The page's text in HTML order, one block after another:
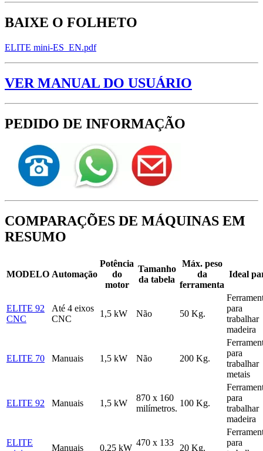
BAIXE O FOLHETO
ELITE mini-ES_EN.pdf
VER MANUAL DO USUÁRIO
PEDIDO DE INFORMAÇÃO
COMPARAÇÕES DE MÁQUINAS EM
RESUMO
MODELO Automação
Potência
do
motor
Tamanho
da tabela
Máx. peso
da
ferramenta
Ideal
ELITE 92
CNC
Até 4 eixos
CNC
1,5 kW Não 50 Kg.
para
trabalhar
madeira
ELITE 70 Manuais 1,5 kW Não 200 Kg.
para
trabalhar
metais
ELITE 92 Manuais 1,5 kW
870 x 160
milímetros.
100 Kg.
para
trabalhar
madeira
ELITE
Manuais 0,25 kW
470 x 133
20 Kg.
para